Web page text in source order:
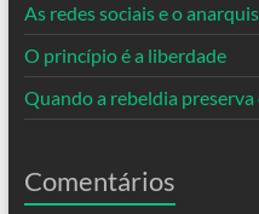
As redes sociais e o
O princípio é a liberdade
Quando a rebeldia preserva
Comentários